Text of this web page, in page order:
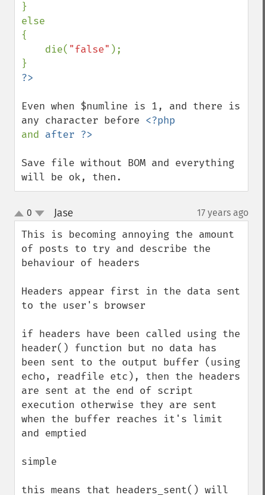
}
else
{
    die(
"false" );
Even when $numline is 1, and there is
any character before
and
Save file without BOM and everything
will be ok, then.
up
down
0 Jase 17 years ago
This is becoming annoying the amount
of posts to try and describe the
behaviour of headers
Headers appear first in the data sent
to the user's browser
if headers have been called using the
header() function but no data has
been sent to the output buffer (using
echo, readfile etc), then the headers
are sent at the end of script
execution otherwise they are sent
when the buffer reaches it's limit
and emptied
simple
this means that headers_sent() will